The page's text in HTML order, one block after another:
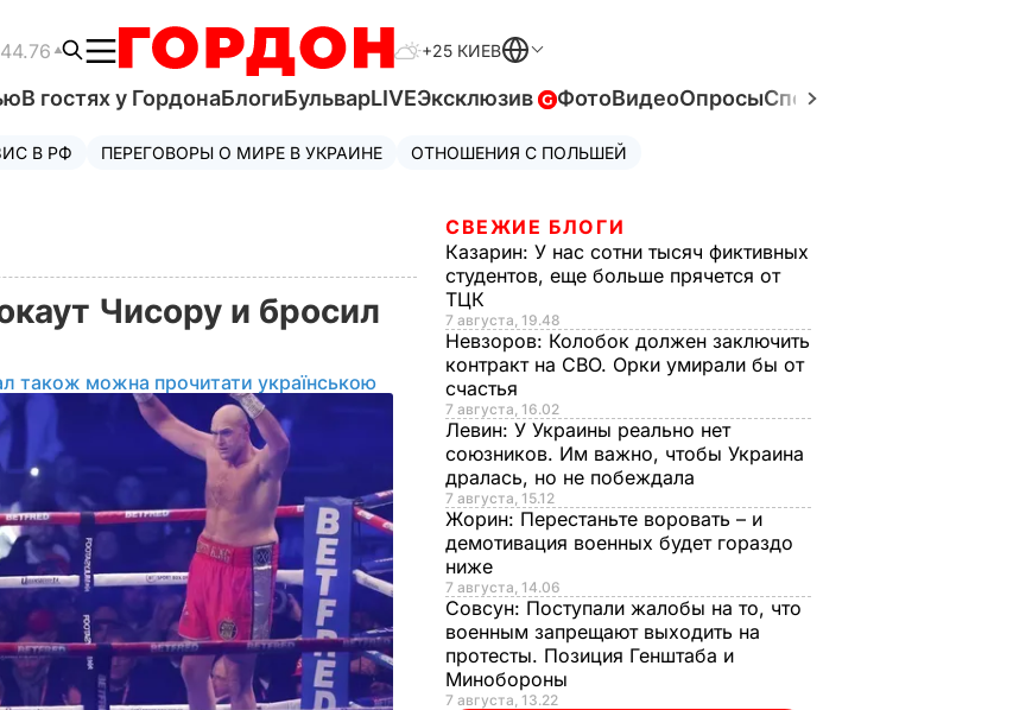
+25 КИЕВ
В гостях у ГордонаБлогиБульварLIVEЭксклюзив ФотоВидеоОпросыСпецпроекты
В РФ ПЕРЕГОВОРЫ О МИРЕ В УКРАИНЕ ОТНОШЕНИЯ С ПОЛЬШЕЙ
Чисору и бросил
також можна прочитати українською
СВЕЖИЕ БЛОГИ
Казарин: У нас сотни тысяч фиктивных
студентов, еще больше прячется от
ТЦК
7 августа, 19.48
Невзоров: Колобок должен заключить
контракт на СВО. Орки умирали бы от
счастья
7 августа, 16.02
Левин: У Украины реально нет
союзников. Им важно, чтобы Украина
дралась, но не побеждала
7 августа, 15.12
Жорин: Перестаньте воровать – и
демотивация военных будет гораздо
ниже
7 августа, 14.06
Совсун: Поступали жалобы на то, что
военным запрещают выходить на
протесты. Позиция Генштаба и
Минобороны
7 августа, 13.22